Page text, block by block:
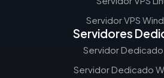
Servidor VPS
Servidores
Servidor Dedicado
Servidor Dedicado